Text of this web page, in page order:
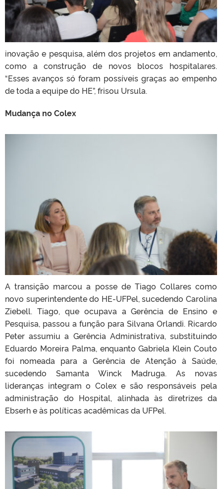
inovação e pesquisa, além dos projetos em andamento,
como a construção de novos blocos hospitalares.
“Esses avanços só foram possíveis graças ao empenho
de toda a equipe do HE”, frisou Ursula.
Mudança no Colex
A transição marcou a posse de Tiago Collares como
novo superintendente do HE-UFPel, sucedendo Carolina
Ziebell. Tiago, que ocupava a Gerência de Ensino e
Pesquisa, passou a função para Silvana Orlandi. Ricardo
Peter assumiu a Gerência Administrativa, substituindo
Eduardo Moreira Palma, enquanto Gabriela Klein Couto
foi nomeada para a Gerência de Atenção à Saúde,
sucedendo Samanta Winck Madruga. As novas
lideranças integram o Colex e são responsáveis pela
administração do Hospital, alinhada às diretrizes da
Ebserh e às políticas acadêmicas da UFPel.